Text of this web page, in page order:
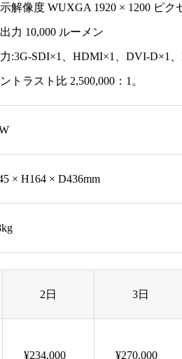
解像度 WUXGA 1920 × 1200 ピク
力 10,000 ルーメン
:3G-SDI×1、HDMI×1、DVI-D×1、
トラスト比 2,500,000：1。
× H164 × D436mm
2日 3日
¥234,000 ¥270,000